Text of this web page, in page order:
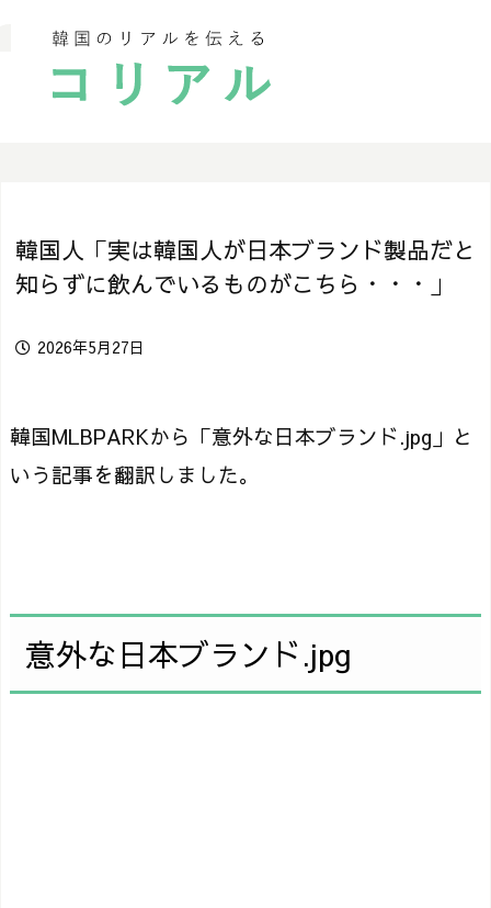
韓国人「実は韓国人が日本ブランド製品だと
知らずに飲んでいるものがこちら・・・」
2026年5月27日
韓国MLBPARKから「意外な日本ブランド.jpg」と
いう記事を翻訳しました。
意外な日本ブランド.jpg